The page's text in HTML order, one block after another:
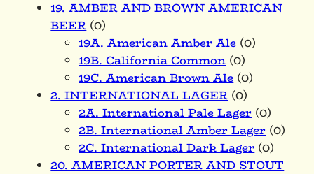
19. AMBER AND BROWN AMERICAN
BEER(0)
19A. American Amber Ale(0)
19B. California Common(0)
19C. American Brown Ale(0)
2. INTERNATIONAL LAGER(0)
2A. International Pale Lager(0)
2B. International Amber Lager(0)
2C. International Dark Lager(0)
20. AMERICAN PORTER AND STOUT